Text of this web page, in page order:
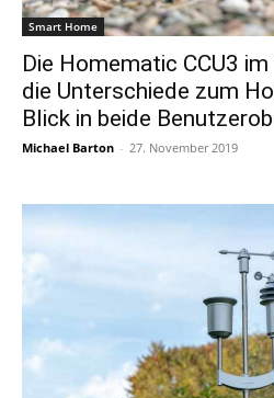
Smart Home
Die Homematic CCU3
die Unterschiede zum
Blick in beide
Michael Barton - 27. November 2019